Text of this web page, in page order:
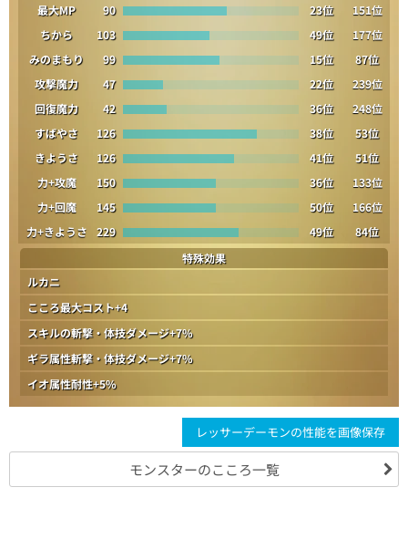
最大MP
90 23位
151位
ちから
103 49位
177位
みのまもり
99 15位
87位
攻撃魔力
47 22位
239位
回復魔力
42 36位
248位
すばやさ
126 38位
53位
きようさ
126 41位
51位
力+攻魔
150 36位
133位
力+回魔
145 50位
166位
力+きようさ
229 49位
84位
特殊効果
ルカニ
こころ最大コスト+4
スキルの斬撃・体技ダメージ+7%
ギラ属性斬撃・体技ダメージ+7%
イオ属性耐性+5%
レッサーデーモンの性能を画像保存
モンスターのこころ一覧